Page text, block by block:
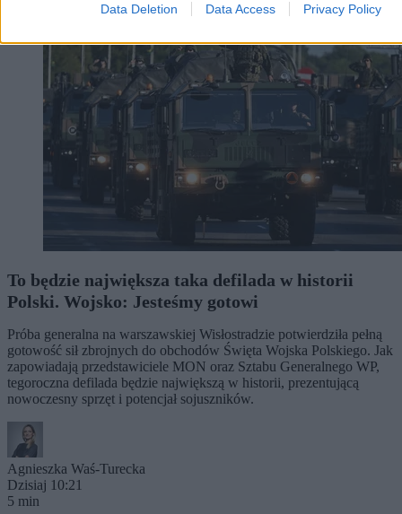
Data Deletion Data Access Privacy Policy
To będzie największa taka defilada w historii
Polski. Wojsko: Jesteśmy gotowi
Próba generalna na warszawskiej Wisłostradzie potwierdziła pełną
gotowość sił zbrojnych do obchodów Święta Wojska Polskiego. Jak
zapowiadają przedstawiciele MON oraz Sztabu Generalnego WP,
tegoroczna defilada będzie największą w historii, prezentującą
nowoczesny sprzęt i potencjał sojuszników.
Agnieszka Waś-Turecka
Dzisiaj 10:21
5 min